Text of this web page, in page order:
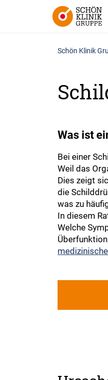
Schön Klinik
Was ist
Bei einer
Weil das
Dies zeigt
die
was zu
In diesem
Welche